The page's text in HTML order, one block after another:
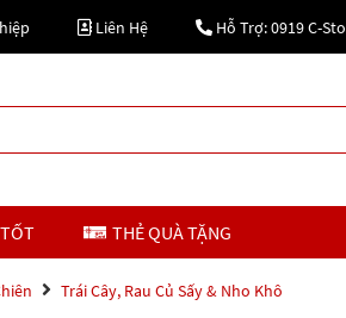
Liên Hệ Hỗ Trợ: 0919 C-
THẺ QUÀ TẶNG
Trái Cây, Rau Củ Sấy & Nho Khô